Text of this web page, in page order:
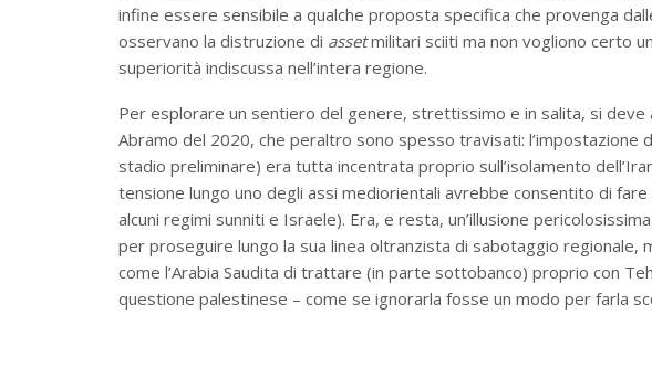
infine essere sensibile a qualche proposta specifica che provenga
osservano la distruzione di assetmilitari sciiti ma non vogliono certo
superiorità indiscussa nell’intera regione.
Per esplorare un sentiero del genere, strettissimo e in salita, si deve
Abramo del 2020, che peraltro sono spesso travisati: l’impostazione
stadio preliminare) era tutta incentrata proprio sull’isolamento
tensione lungo uno degli assi mediorientali avrebbe consentito di
alcuni regimi sunniti e Israele). Era, e resta, un’illusione
per proseguire lungo la sua linea oltranzista di sabotaggio regionale,
come l’Arabia Saudita di trattare (in parte sottobanco) proprio con
questione palestinese – come se ignorarla fosse un modo per farla